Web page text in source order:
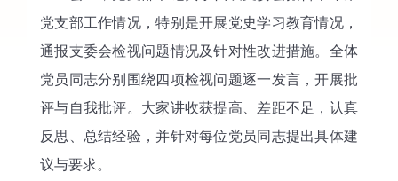
党支部工作情况，特别是开展党史学习教育情况，
通报支委会检视问题情况及针对性改进措施。全体
党员同志分别围绕四项检视问题逐一发言，开展批
评与自我批评。大家讲收获提高、差距不足，认真
反思、总结经验，并针对每位党员同志提出具体建
议与要求。